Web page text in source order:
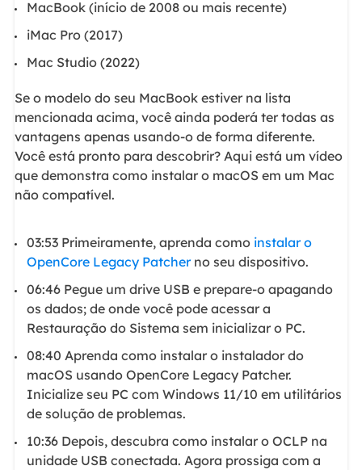
MacBook (início de 2008 ou mais recente)
iMac Pro (2017)
Mac Studio (2022)
Se o modelo do seu MacBook estiver na lista
mencionada acima, você ainda poderá ter todas as
vantagens apenas usando-o de forma diferente.
Você está pronto para descobrir? Aqui está um vídeo
que demonstra como instalar o macOS em um Mac
não compatível.
03:53 Primeiramente, aprenda como instalar o
OpenCore Legacy Patcherno seu dispositivo.
06:46 Pegue um drive USB e prepare-o apagando
os dados; de onde você pode acessar a
Restauração do Sistema sem inicializar o PC.
08:40 Aprenda como instalar o instalador do
macOS usando OpenCore Legacy Patcher.
Inicialize seu PC com Windows 11/10 em utilitários
de solução de problemas.
10:36 Depois, descubra como instalar o OCLP na
unidade USB conectada. Agora prossiga com a